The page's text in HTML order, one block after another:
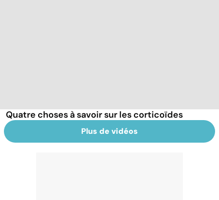
Quatre choses à savoir sur les corticoïdes
Plus de vidéos